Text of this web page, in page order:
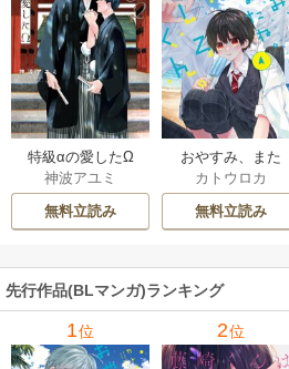
特級αの愛したΩ
神波アユミ
無料立読み
おやすみ、また
ね。ましろくん。
【電子限定漫画付
き】
カトウロカ
無料立読み
先行作品(BLマンガ)ランキング
1位 2位